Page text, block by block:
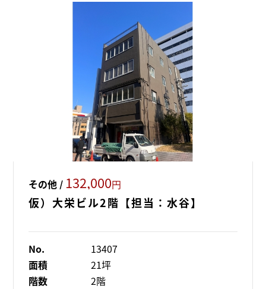
その他 / 132,000円
仮）大栄ビル2階【担当：水谷】
No.
13407
面積
21坪
階数
2階